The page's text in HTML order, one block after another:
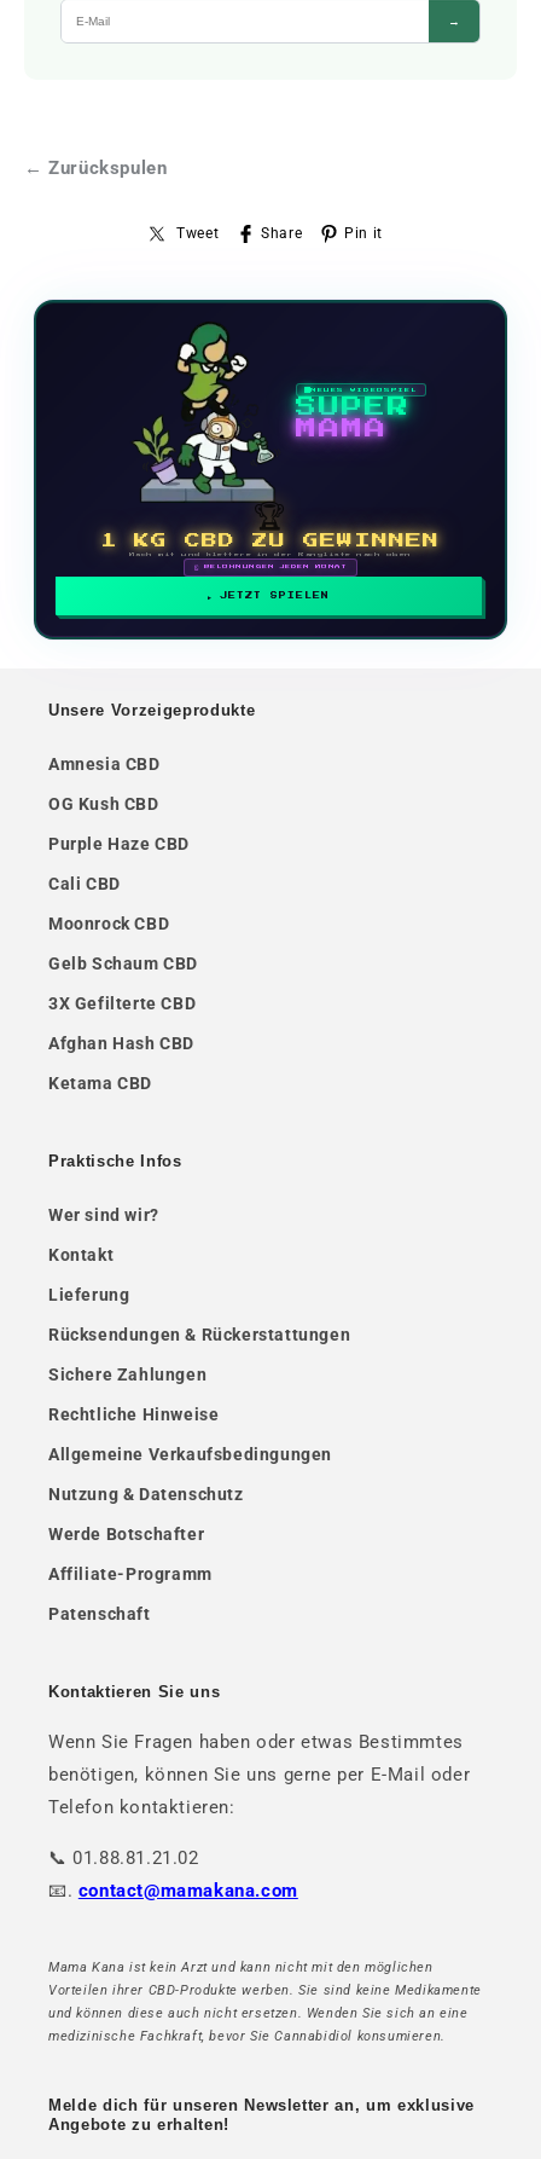
→
← Zurückspulen
Tweet Share Pin it
NEUES VIDEOSPIEL
SUPER
MAMA
🏆
1 KG CBD ZU GEWINNEN
Mach mit und klettere in der Rangliste nach oben
🗓 BELOHNUNGEN JEDEN MONAT
JETZT SPIELEN
Unsere Vorzeigeprodukte
Amnesia CBD
OG Kush CBD
Purple Haze CBD
Cali CBD
Moonrock CBD
Gelb Schaum CBD
3X Gefilterte CBD
Afghan Hash CBD
Ketama CBD
Praktische Infos
Wer sind wir?
Kontakt
Lieferung
Rücksendungen & Rückerstattungen
Sichere Zahlungen
Rechtliche Hinweise
Allgemeine Verkaufsbedingungen
Nutzung & Datenschutz
Werde Botschafter
Affiliate-Programm
Patenschaft
Kontaktieren Sie uns
Wenn Sie Fragen haben oder etwas Bestimmtes
benötigen, können Sie uns gerne per E-Mail oder
Telefon kontaktieren:
📞 01.88.81.21.02
📧. contact@mamakana.com
Mama Kana ist kein Arzt und kann nicht mit den möglichen
Vorteilen ihrer CBD-Produkte werben. Sie sind keine Medikamente
und können diese auch nicht ersetzen. Wenden Sie sich an eine
medizinische Fachkraft, bevor Sie Cannabidiol konsumieren.
Melde dich für unseren Newsletter an, um exklusive
Angebote zu erhalten!